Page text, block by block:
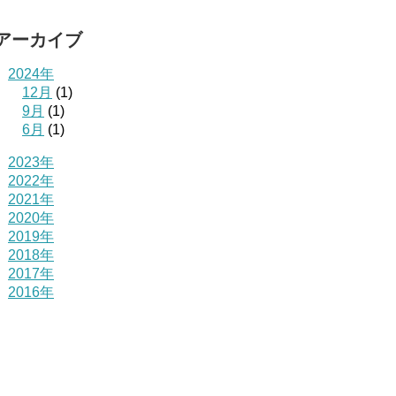
ーカイブ
2024年
12月 (1)
9月 (1)
6月 (1)
2023年
2022年
2021年
2020年
2019年
2018年
2017年
2016年